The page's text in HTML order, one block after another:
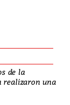
de la
realizaron una